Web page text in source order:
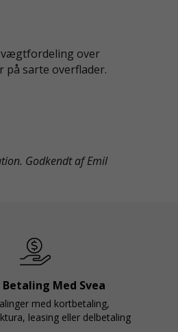
vægtfordeling over
på sarte overflader.
Godkendt af Emil
Med Svea
med kortbetaling,
leasing eller delbetaling